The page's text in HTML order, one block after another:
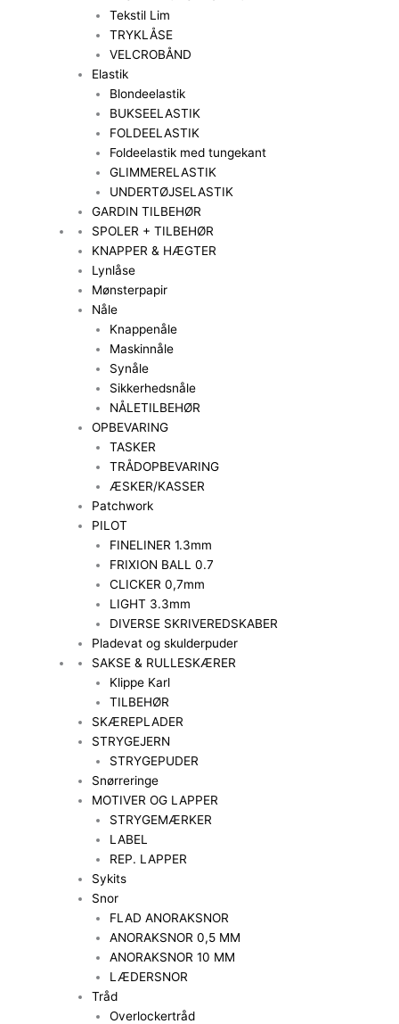
Tekstil Lim
TRYKLÅSE
VELCROBÅND
Elastik
Blondeelastik
BUKSEELASTIK
FOLDEELASTIK
Foldeelastik med tungekant
GLIMMERELASTIK
UNDERTØJSELASTIK
GARDIN TILBEHØR
SPOLER + TILBEHØR
KNAPPER & HÆGTER
Lynlåse
Mønsterpapir
Nåle
Knappenåle
Maskinnåle
Synåle
Sikkerhedsnåle
NÅLETILBEHØR
OPBEVARING
TASKER
TRÅDOPBEVARING
ÆSKER/KASSER
Patchwork
PILOT
FINELINER 1.3mm
FRIXION BALL 0.7
CLICKER 0,7mm
LIGHT 3.3mm
DIVERSE SKRIVEREDSKABER
Pladevat og skulderpuder
SAKSE & RULLESKÆRER
Klippe Karl
TILBEHØR
SKÆREPLADER
STRYGEJERN
STRYGEPUDER
Snørreringe
MOTIVER OG LAPPER
STRYGEMÆRKER
LABEL
REP. LAPPER
Sykits
Snor
FLAD ANORAKSNOR
ANORAKSNOR 0,5 MM
ANORAKSNOR 10 MM
LÆDERSNOR
Tråd
Overlockertråd